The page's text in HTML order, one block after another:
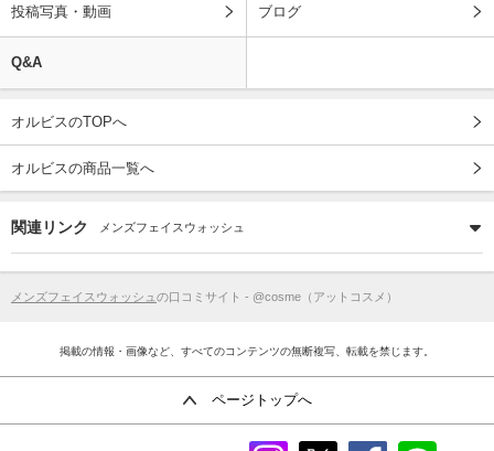
投稿写真・動画 ブログ
Q&A
オルビスのTOPへ
オルビスの商品一覧へ
関連リンク メンズフェイスウォッシュ
メンズフェイスウォッシュ の口コミサイト - @cosme（アットコスメ）
掲載の情報・画像など、すべてのコンテンツの無断複写、転載を禁じます。
ページトップへ